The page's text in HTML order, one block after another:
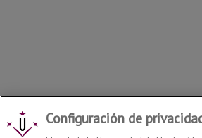
Configuración de